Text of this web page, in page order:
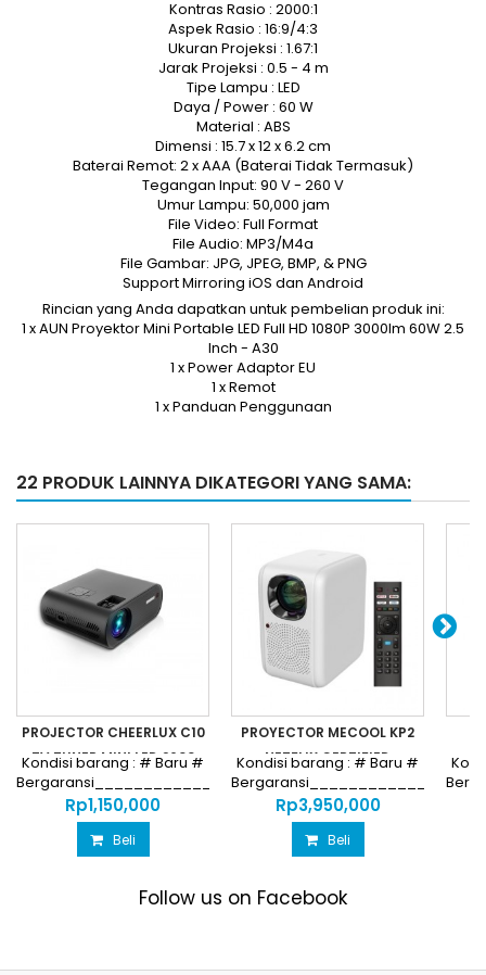
Kontras Rasio : 2000:1
Aspek Rasio : 16:9/4:3
Ukuran Projeksi : 1.67:1
Jarak Projeksi : 0.5 - 4 m
Tipe Lampu : LED
Daya / Power : 60 W
Material : ABS
Dimensi : 15.7 x 12 x 6.2 cm
Baterai Remot: 2 x AAA (Baterai Tidak Termasuk)
Tegangan Input: 90 V - 260 V
Umur Lampu: 50,000 jam
File Video: Full Format
File Audio: MP3/M4a
File Gambar: JPG, JPEG, BMP, & PNG
Support Mirroring iOS dan Android
Rincian yang Anda dapatkan untuk pembelian produk ini:
1 x AUN Proyektor Mini Portable LED Full HD 1080P 3000lm 60W 2.5
Inch - A30
1 x Power Adaptor EU
1 x Remot
1 x Panduan Penggunaan
22 PRODUK LAINNYA DIKATEGORI YANG SAMA:
PROJECTOR CHEERLUX C10
TV TUNER MINI LED 2600
Kondisi barang : # Baru #
Bergaransi________________________________
Harga...
Rp‎1,150,000
Beli
PROYECTOR MECOOL KP2
NETFLIX CERTIFIED
Kondisi barang : # Baru #
Harga...
Rp‎3,950,000
Beli
Follow us on Facebook